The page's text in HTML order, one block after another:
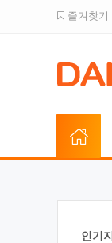
즐겨찾기
인기